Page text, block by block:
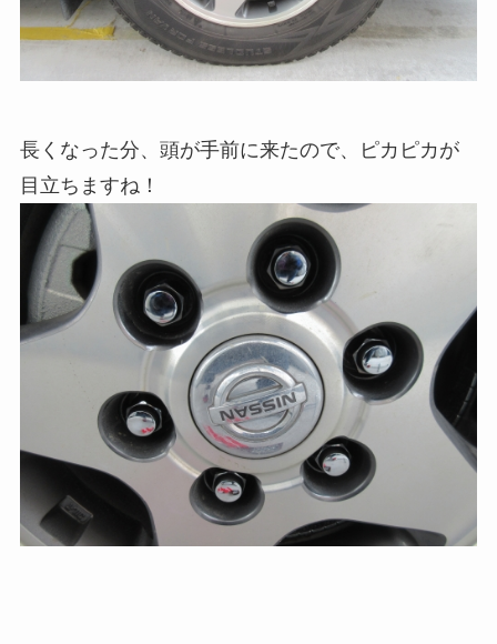
長くなった分、頭が手前に来たので、ピカピカが
目立ちますね！